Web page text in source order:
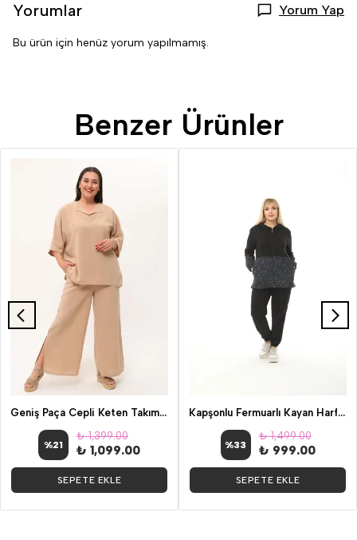
Yorumlar Yorum Yap
Bu ürün için henüz yorum yapılmamış.
Benzer Ürünler
Geniş Paça Cepli Keten Takım Bej
%21
₺ 1,399.00
₺ 1,099.00
SEPETE EKLE
Kapşonlu Fermuarlı Kayan Harfler Desenli Büyük Beden Siyah İkili Takım
%33
₺ 1,499.00
₺ 999.00
SEPETE EKLE